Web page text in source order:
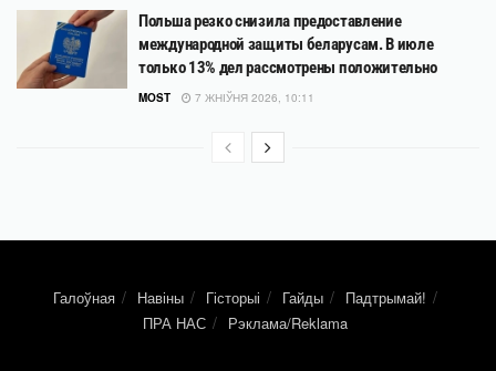
Польша резко снизила предоставление
международной защиты беларусам. В июле
только 13% дел рассмотрены положительно
MOST 7 ЖНІЎНЯ 2026, 10:11
Галоўная Навіны Гісторыі Гайды
Падтрымай!
ПРА НАС
Рэклама/Reklama